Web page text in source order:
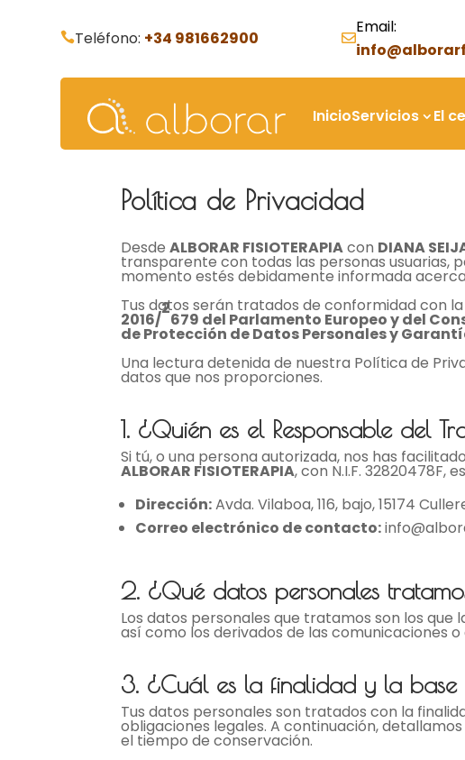
Teléfono: +34 981662900 
Email:
InicioServicios El
Política de Privacidad
DesdeALBORAR FISIOTERAPIAcon DIANA
transparente con todas las personas usuarias,
momento estés debidamente informada
Tus datos serán tratados de conformidad con
2016/
2
679 del Parlamento Europeo y del
de Protección de Datos Personales y
Una lectura detenida de nuestra Política de
datos que nos proporciones.
1. ¿Quién es el Responsable del
Si tú, o una persona autorizada, nos has
ALBORAR FISIOTERAPIA, con N.I.F. 32820478F,
Dirección:Avda. Vilaboa, 116, bajo, 15174
Correo electrónico de contacto:
2. ¿Qué datos personales
Los datos personales que tratamos son los
así como los derivados de las
3. ¿Cuál es la finalidad y la
Tus datos personales son tratados con la
obligaciones legales. A continuación,
el tiempo de conservación.